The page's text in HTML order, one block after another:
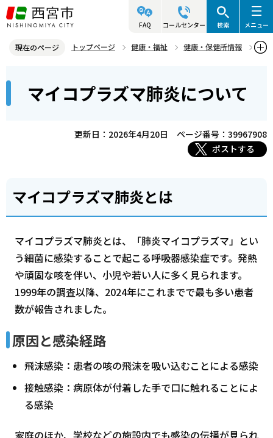
こ
の
ジ
先
FAQ コールセンター 検索 メニュー
現在のページ トップページ 健康・福祉
健康・保健所情報
マイコプラズマ肺炎について
こ
マイコプラズマ肺炎について
更新日：2026年4月20日
ページ番号：39967908
ポストする
マイコプラズマ肺炎とは
マイコプラズマ肺炎とは、「肺炎マイコプラズマ」とい
う細菌に感染することで起こる呼吸器感染症です。発熱
や頑固な咳を伴い、小児や若い人に多く見られます。
1999年の調査以降、2024年にこれまでで最も多い患者
数が報告されました。
原因と感染経路
飛沫感染：患者の咳の飛沫を吸い込むことによる感染
接触感染：病原体が付着した手で口に触れることによ
る感染
家庭のほか、学校などの施設内でも感染の伝播が見られ